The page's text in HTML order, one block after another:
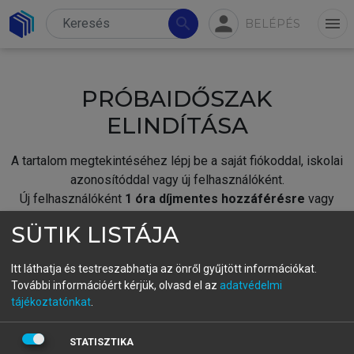
search person BELÉPÉS menu
PRÓBAIDŐSZAK
ELINDÍTÁSA
A tartalom megtekintéséhez lépj be a saját fiókoddal, iskolai
azonosítóddal vagy új felhasználóként.
Új felhasználóként 1 óra díjmentes hozzáférésre vagy
fiókoddal,vagy hozz létre új fiókot.
A regisztráció után apróbaidőszakautomatikusan
BELÉPÉS SAJÁT FIÓKKAL
SÜTIK LISTÁJA
Itt láthatja és testreszabhatja az önről gyűjtött információkat.
További információért kérjük, olvasd el az adatvédelmi
tájékoztatónkat
STATISZTIKA